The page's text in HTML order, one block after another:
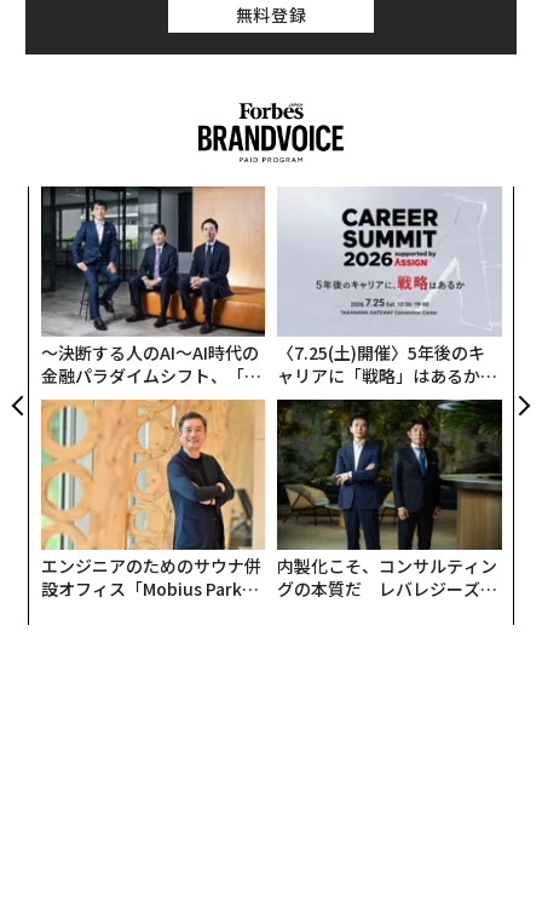
イヌとネコは米国で最も人気のあるペットで、人気では
イヌがわずかにネコを上回っている。このネコよりもイ
件の愛と交流にあると考えられており、飼い主の運動や
外出時間を増やすことから得られるメンタルヘルスの利
益とも一致している。一方ネコは、ストレスを減らす素
養で知られ、イヌとはまた別の種類の、同じくらい価値
ある交流関係を多くの人にもたらす。
無料登録
〜決断する人のAI〜AI時代の
金融パラダイムシフト、「超
個別化」の核心 【MUFG×ウ
ェルスナビ×PwC】
〈7.25(土)開催〉5年後のキ
ャリアに「戦略」はあるか。
トップエグゼクティブのキャ
リアに触れる1日│CAREER S
UMMIT 2026
エンジニアのためのサウナ併
設オフィス「Mobius Park」
内製化こそ、コンサルティン
グの本質だ レバレジーズが